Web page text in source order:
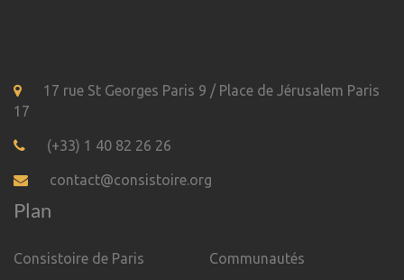
17 rue St Georges Paris 9 / Place de Jérusalem Paris
17
(+33) 1 40 82 26 26
contact@consistoire.org
Plan
Consistoire de Paris Communautés